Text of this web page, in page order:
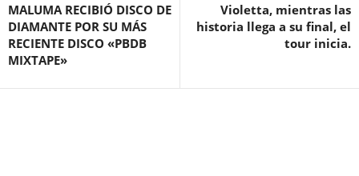
MALUMA RECIBIÓ DISCO DE
DIAMANTE POR SU MÁS
RECIENTE DISCO «PBDB
MIXTAPE»
Violetta, mientras las
historia llega a su final, el
tour inicia.